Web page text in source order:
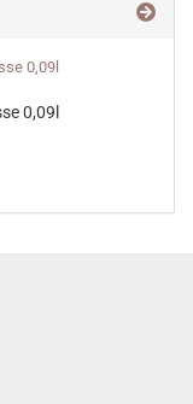
0,09l